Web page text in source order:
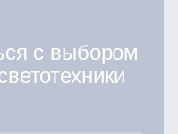
с выбором